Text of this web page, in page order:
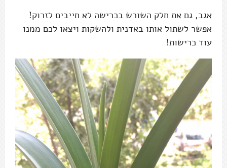
אגב, גם את חלק השורש בכרישה לא חייבים לזרוק!
אפשר לשתול אותו באדנית ולהשקות ויצאו לכם ממנו
עוד כרישות!